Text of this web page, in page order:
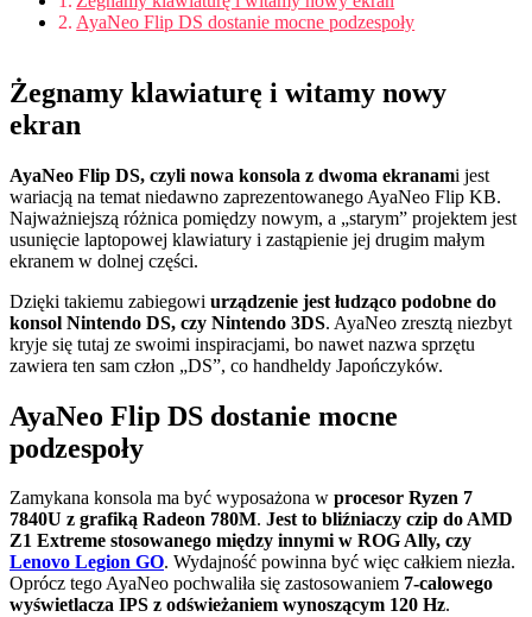
AyaNeo Flip DS dostanie mocne podzespoły
Żegnamy klawiaturę i witamy nowy
ekran
AyaNeo Flip DS, czyli nowa konsola z dwoma ekranami jest
wariacją na temat niedawno zaprezentowanego AyaNeo Flip KB.
Najważniejszą różnica pomiędzy nowym, a „starym” projektem jest
usunięcie laptopowej klawiatury i zastąpienie jej drugim małym
ekranem w dolnej części.
Dzięki takiemu zabiegowi urządzenie jest łudząco podobne do
konsol Nintendo DS, czy Nintendo 3DS. AyaNeo zresztą niezbyt
kryje się tutaj ze swoimi inspiracjami, bo nawet nazwa sprzętu
zawiera ten sam człon „DS”, co handheldy Japończyków.
AyaNeo Flip DS dostanie mocne
podzespoły
Zamykana konsola ma być wyposażona w procesor Ryzen 7
7840U z grafiką Radeon 780M. Jest to bliźniaczy czip do AMD
Z1 Extreme stosowanego między innymi w ROG Ally, czy
Lenovo Legion GO. Wydajność powinna być więc całkiem niezła.
Oprócz tego AyaNeo pochwaliła się zastosowaniem 7-calowego
wyświetlacza IPS z odświeżaniem wynoszącym 120 Hz.